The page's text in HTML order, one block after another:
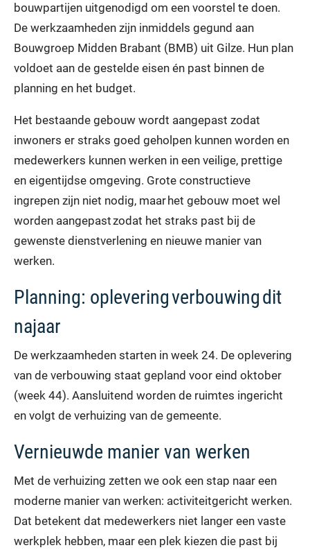
bouwpartijen uitgenodigd om een voorstel te doen.
De werkzaamheden zijn inmiddels gegund aan
Bouwgroep Midden Brabant (BMB) uit Gilze. Hun plan
voldoet aan de gestelde eisen én past binnen de
planning en het budget.
Het bestaande gebouw wordt aangepast zodat
inwoners er straks goed geholpen kunnen worden en
medewerkers kunnen werken in een veilige, prettige
en eigentijdse omgeving. Grote constructieve
ingrepen zijn niet nodig, maar het gebouw moet wel
worden aangepast zodat het straks past bij de
gewenste dienstverlening en nieuwe manier van
werken.
Planning: oplevering verbouwing dit
najaar
De werkzaamheden starten in week 24. De oplevering
van de verbouwing staat gepland voor eind oktober
(week 44). Aansluitend worden de ruimtes ingericht
en volgt de verhuizing van de gemeente.
Vernieuwde manier van werken
Met de verhuizing zetten we ook een stap naar een
moderne manier van werken: activiteitgericht werken.
Dat betekent dat medewerkers niet langer een vaste
werkplek hebben, maar een plek kiezen die past bij